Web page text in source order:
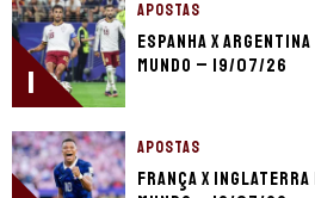
1
APOSTAS
Espanha x
Mundo – 19/07/26
APOSTAS
França x Inglaterra